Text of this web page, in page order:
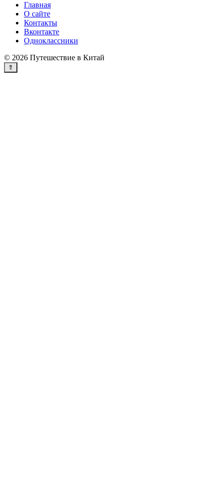
Главная
О сайте
Контакты
Вконтакте
Одноклассники
© 2026 Путешествие в Китай